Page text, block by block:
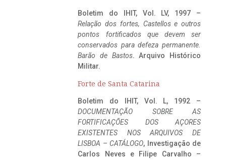
Boletim do IHIT, Vol. LV, 1997 –
Relação dos fortes, Castellos e outros
pontos fortificados que devem ser
conservados para defeza permanente.
Barão de Bastos. Arquivo Histórico
Militar.
Forte de Santa Catarina
Boletim do IHIT, Vol. L, 1992 –
DOCUMENTAÇÃO SOBRE AS
FORTIFICAÇÕES DOS AÇORES
EXISTENTES NOS ARQUIVOS DE
LISBOA – CATÁLOGO, Investigação de
Carlos Neves e Filipe Carvalho –